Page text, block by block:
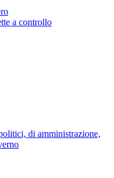
a controllo
di amministrazione,